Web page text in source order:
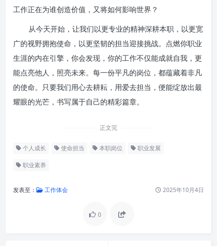
工作正在为谁创造价值，又将如何影响世界？
从今天开始，让我们以更专业的精神深耕本职，以更宽
广的视野拥抱使命，以更坚韧的担当迎接挑战。点燃你职业
生涯的内在引擎，你会发现，你的工作不仅能成就自我，更
能点亮他人，照亮未来。每一份平凡的岗位，都蕴藏着非凡
的使命。只要我们用心去耕耘，用爱去担当，便能绽放出最
耀眼的光芒，书写属于自己的精彩篇章。
正文完
个人成长 使命担当 本职岗位 职业发展
职业素养
发表至： 工作体会 2025年10月4日
0